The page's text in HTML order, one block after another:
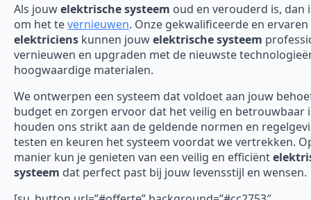
Als jouwelektrische systeem oud en verouderd is, dan
om het tevernieuwen. Onze gekwalificeerde en ervaren
elektriciens kunnen jouwelektrische systeem
vernieuwen en upgraden met de nieuwste
hoogwaardige materialen.
We ontwerpen een systeem dat voldoet aan jouw
budget en zorgen ervoor dat het veilig en betrouwbaar
houden ons strikt aan de geldende normen en
testen en keuren het systeem voordat we vertrekken.
manier kun je genieten van een veilig en efficiënt
systeem dat perfect past bij jouw levensstijl en wensen.